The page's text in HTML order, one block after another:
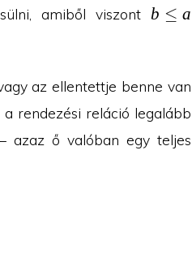
amiből viszont b\leq
b ≤ a
az ellentettje benne van
rendezési reláció legalább
azaz ő valóban egy teljes